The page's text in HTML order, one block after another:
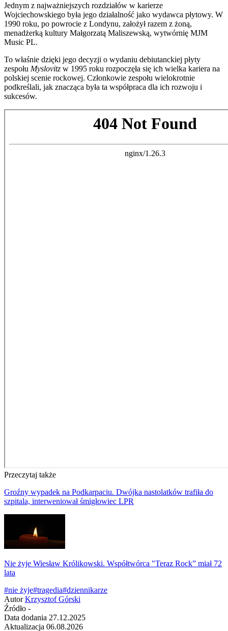
Jednym z najważniejszych rozdziałów w karierze
Wojciechowskiego była jego działalność jako wydawca płytowy. W
1990 roku, po powrocie z Londynu, założył razem z żoną,
menadżerką kultury Małgorzatą Maliszewską, wytwórnię MJM
Music PL.
To właśnie dzięki jego decyzji o wydaniu debiutanckiej płyty
zespołu Myslovitz w 1995 roku rozpoczęła się ich wielka kariera na
polskiej scenie rockowej. Członkowie zespołu wielokrotnie
podkreślali, jak znacząca była ta współpraca dla ich rozwoju i
sukcesów.
Przeczytaj także
Groźny wypadek na Podkarpaciu. Dwójka nastolatków trafiła do
szpitala, interweniował śmigłowiec LPR
Nie żyje Wiesław Królikowski. Współtwórca "Teraz Rock” miał 72
lata
#nie żyje#tragedia#dziennikarze
Autor Krzysztof Górski
Źródło -
Data dodania 27.12.2025
Aktualizacja 06.08.2026